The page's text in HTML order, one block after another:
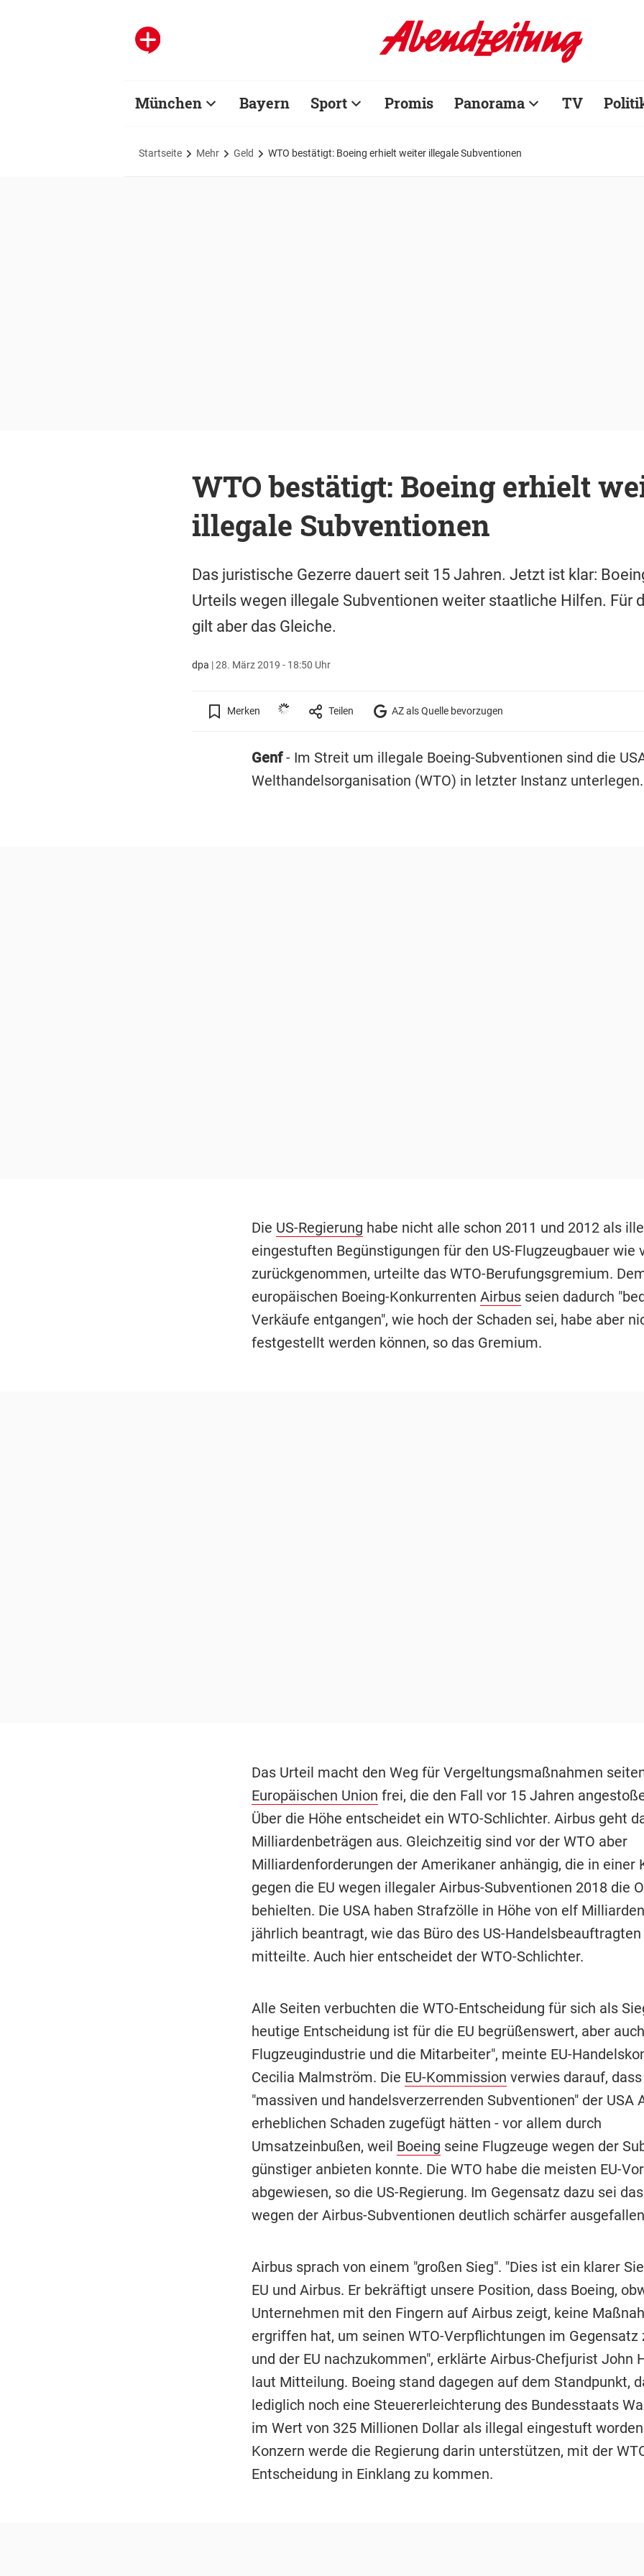
München Bayern Sport Promis Panorama TV
Startseite Mehr Geld WTO bestätigt: Boeing erhielt weiter illegale Subventionen
WTO bestätigt: Boeing erhielt
illegale Subventionen
Das juristische Gezerre dauert seit 15 Jahren. Jetzt ist klar:
Urteils wegen illegale Subventionen weiter staatliche Hilfen. Für
gilt aber das Gleiche.
dpa |28. März 2019 - 18:50 Uhr
Merken Teilen AZ als Quelle bevorzugen
Genf- Im Streit um illegale Boeing-Subventionen sind die
Welthandelsorganisation (WTO) in letzter Instanz unterlegen.
Die US-Regierung habe nicht alle schon 2011 und 2012 als
eingestuften Begünstigungen für den US-Flugzeugbauer wie
zurückgenommen, urteilte das WTO-Berufungsgremium.
europäischen Boeing-Konkurrenten Airbusseien dadurch
Verkäufe entgangen", wie hoch der Schaden sei, habe aber
festgestellt werden können, so das Gremium.
Das Urteil macht den Weg für Vergeltungsmaßnahmen
Europäischen Union frei, die den Fall vor 15 Jahren
Über die Höhe entscheidet ein WTO-Schlichter. Airbus geht
Milliardenbeträgen aus. Gleichzeitig sind vor der WTO aber
Milliardenforderungen der Amerikaner anhängig, die in einer
gegen die EU wegen illegaler Airbus-Subventionen 2018 die
behielten. Die USA haben Strafzölle in Höhe von elf
jährlich beantragt, wie das Büro des US-
mitteilte. Auch hier entscheidet der WTO-Schlichter.
Alle Seiten verbuchten die WTO-Entscheidung für sich als
heutige Entscheidung ist für die EU begrüßenswert, aber
Flugzeugindustrie und die Mitarbeiter", meinte EU-
Cecilia Malmström. Die EU-Kommission verwies darauf,
"massiven und handelsverzerrenden Subventionen" der USA
erheblichen Schaden zugefügt hätten - vor allem durch
Umsatzeinbußen, weil Boeing seine Flugzeuge wegen der
günstiger anbieten konnte. Die WTO habe die meisten EU-
abgewiesen, so die US-Regierung. Im Gegensatz dazu sei
wegen der Airbus-Subventionen deutlich schärfer
Airbus sprach von einem "großen Sieg". "Dies ist ein klarer
EU und Airbus. Er bekräftigt unsere Position, dass Boeing,
Unternehmen mit den Fingern auf Airbus zeigt, keine
ergriffen hat, um seinen WTO-Verpflichtungen im Gegensatz
und der EU nachzukommen", erklärte Airbus-Chefjurist John
laut Mitteilung. Boeing stand dagegen auf dem Standpunkt,
lediglich noch eine Steuererleichterung des Bundesstaats
im Wert von 325 Millionen Dollar als illegal eingestuft
Konzern werde die Regierung darin unterstützen, mit der
Entscheidung in Einklang zu kommen.